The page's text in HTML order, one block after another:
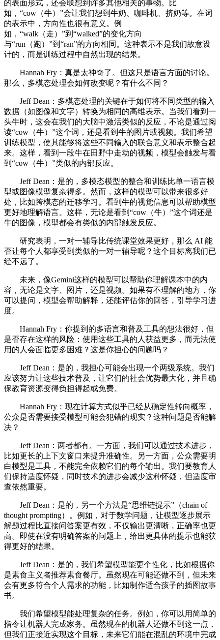
的表面形式，还会联想到许多其他相关的事物。比
如，“cow（牛）”会让我们想到牛奶、咖啡机、挤奶等。在词
的表示中，方向性也很有意义。例
如，“walk（走）”到“walked”的变化方向
与“run（跑）”到“ran”的方向相同。这种表示不是我们故意设
计的，而是训练过程中自然出现的结果。
Hannah Fry：真是太神奇了。但这只是语言方面的讨论。
那么，多模态处理会如何改变呢？有什么不同？
Jeff Dean：多模态处理的关键在于如何将不同类型的输入
数据（如图像和文字）转换为相同的高维表示。当我们看到一
头牛时，这会在我们的大脑中激活类似的反应，不论是通过阅
读“cow（牛）”这个词，还是看到牛的图片或视频。我们希望
训练模型，使其能够将这些不同输入的联合意义和表示整合起
来。这样，看到一段牛在田野中走动的视频，模型会触发与看
到“cow（牛）”类似的内部反应。
Jeff Dean：是的，多模态模型的整合和训练比单一语言模
型或图像模型复杂得多。然而，这样的模型可以带来很多好
处，比如跨模态的迁移学习。看到牛的视觉信息可以帮助模型
更好地理解语言。这样，无论是看到“cow（牛）”这个词还是
牛的图像，模型都会有类似的内部触发反应。
研究表明，一对一辅导比传统课堂效果更好，那么 AI 能
否让每个人都享受到类似的一对一辅导呢？这个目标离我们已
经不远了。
未来，像Gemini这样的模型可以帮助你理解课本中的内
容，无论是文字、图片，还是视频。如果有不理解的地方，你
可以提问，模型会帮助解释，还能评估你的回答，引导学习进
度。
Hannah Fry：你提到的多语言和普及工具的想法很好，但
是否存在这样的风险：使用这些工具的人获益更多，而无法使
用的人会面临更多困难？这是你担心的问题吗？
Jeff Dean：是的，我担心可能会出现一个两级系统。我们
应该努力让这些技术普及，让它们的社会优势最大化，并且确
保教育资源变得负担得起或免费。
Hannah Fry：现在计算方式似乎已经从确定性转向概率，
公众是否需要接受模型可能会犯错的现实？这种问题是否能解
决？
Jeff Dean：两者都有。一方面，我们可以通过技术进步，
比如更长的上下文窗口来提升准确性。另一方面，公众需要明
白模型是工具，不能完全依赖它们的每个输出。我们要教育人
们保持适度怀疑，同时技术的进步会减少这种怀疑，但适度审
查依然重要。
Jeff Dean：是的，另一个方法是“思维链提示”（chain of
thought prompting）。例如，对于数学问题，让模型逐步展示
解题过程比直接问答案更有效，不仅输出更清晰，正确率也更
高。即使在没有明确答案的问题上，给出更具体的提示也能获
得更好的结果。
Jeff Dean：是的，我们希望模型能更个性化，比如根据你
是素食主义者推荐素食餐厅。虽然现在可能还做不到，但未来
会有更多符合个人需求的功能，比如制作适合孩子的插图故事
书。
我们希望模型能处理复杂的任务。例如，你可以用简单的
指令让机器人完成家务。虽然现在的机器人还做不到这一点，
但我们正接近实现这个目标，未来它们能在混乱的环境中完成